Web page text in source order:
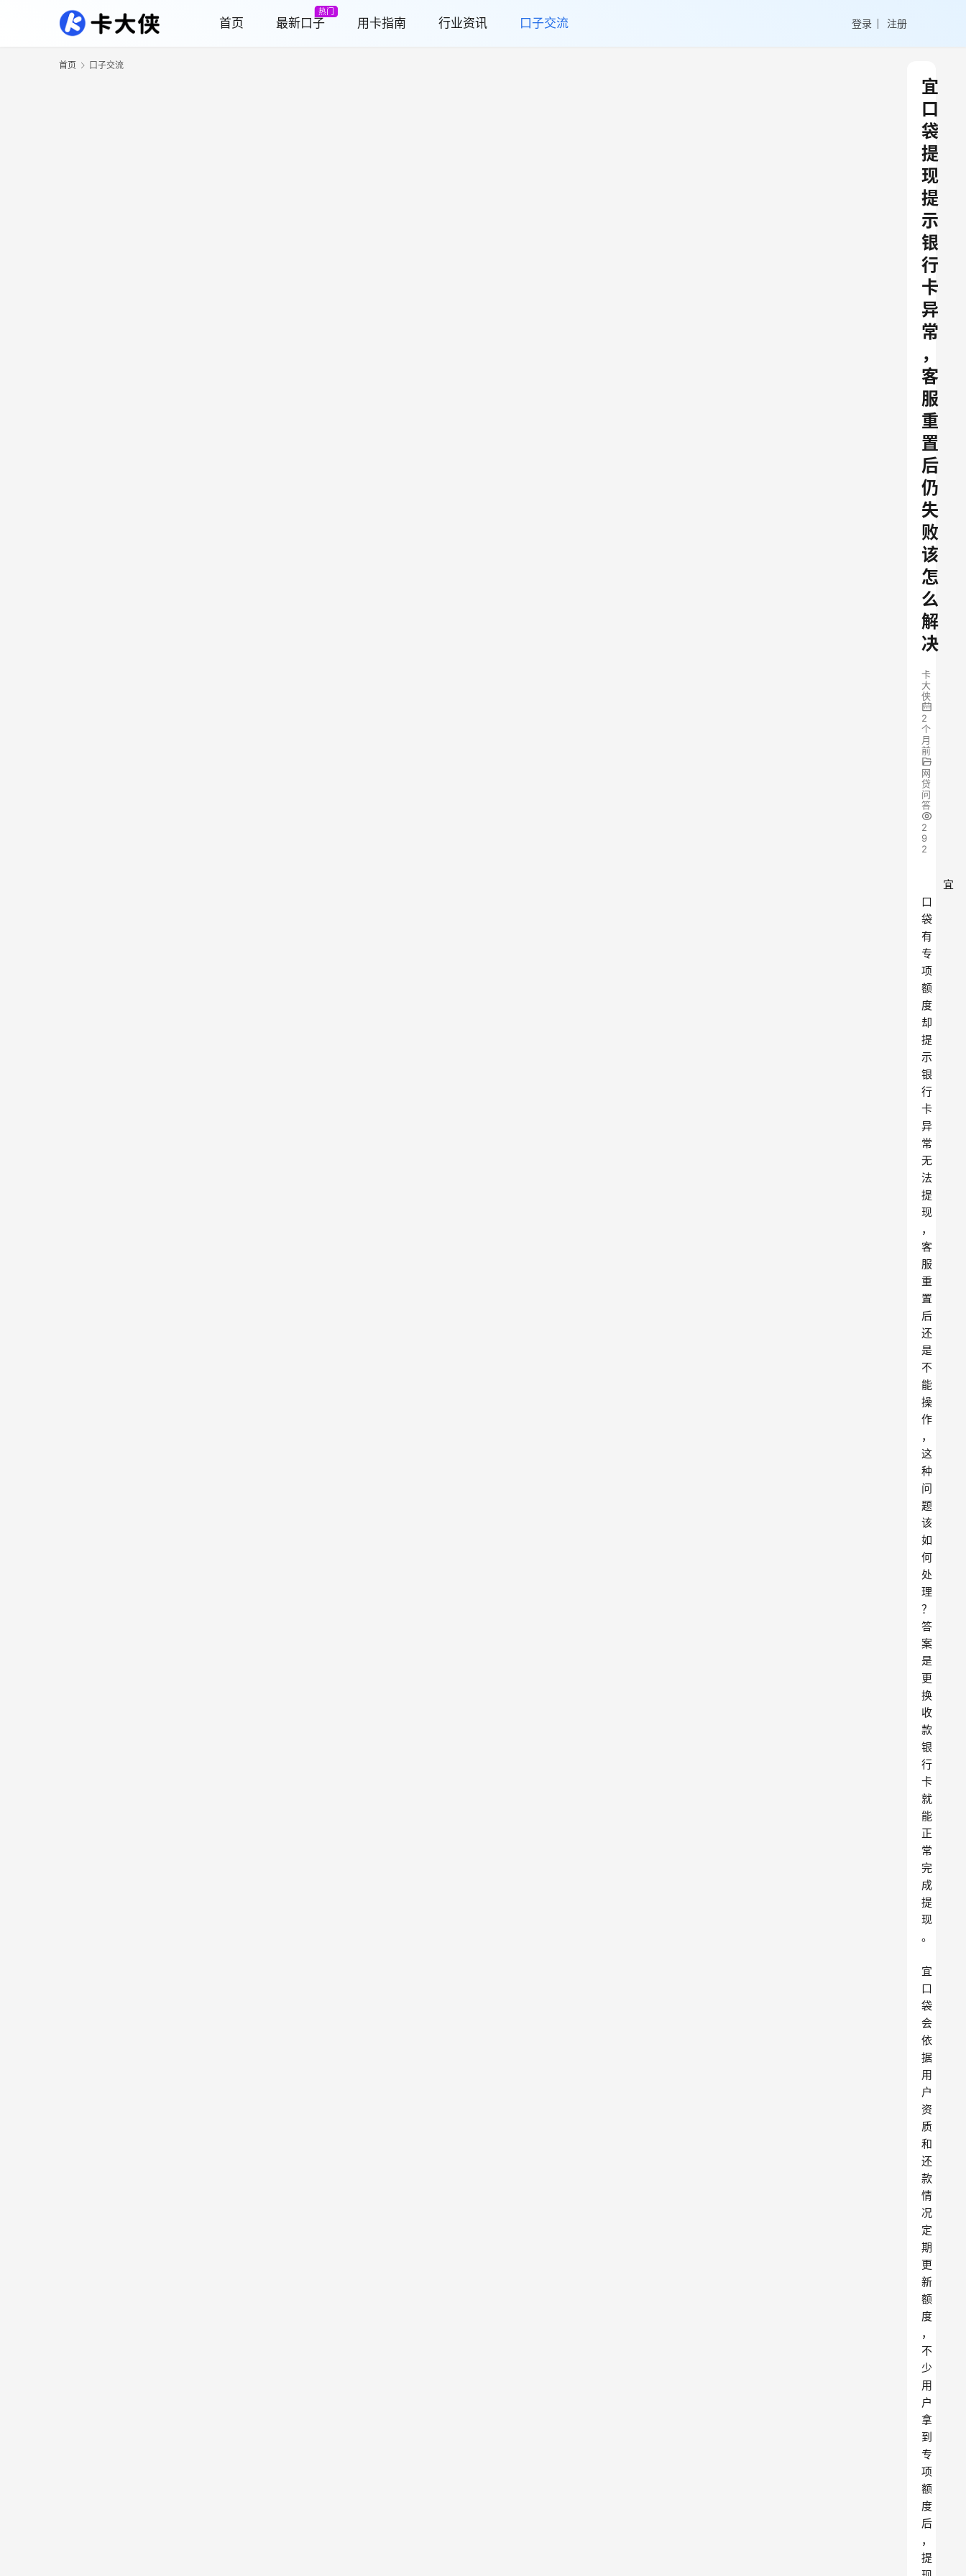
首页 最新口子
热门
用卡指南 行业资讯 口子交流 登录 注册
首页 口子交流
宜
口
袋
提
现
提
示
银
行
卡
异
常
，
客
服
重
置
后
仍
失
败
该
怎
么
解
决
卡
大
侠
2
个
月
前
网
贷
问
答
2
9
2
宜
口
袋
有
专
项
额
度
却
提
示
银
行
卡
异
常
无
法
提
现
，
客
服
重
置
后
还
是
不
能
操
作
，
这
种
问
题
该
如
何
处
理
？
答
案
是
更
换
收
款
银
行
卡
就
能
正
常
完
成
提
现
。
宜
口
袋
会
依
据
用
户
资
质
和
还
款
情
况
定
期
更
新
额
度
，
不
少
用
户
拿
到
专
项
额
度
后
，
提